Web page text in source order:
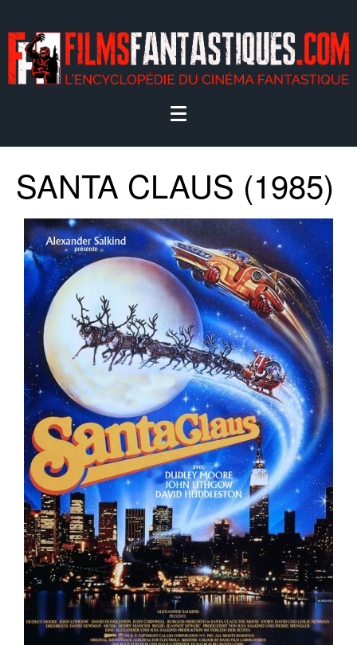
SANTA CLAUS (1985)